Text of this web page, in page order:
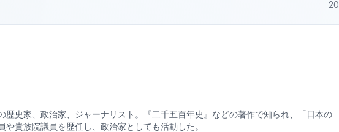
20
歴史家、政治家、ジャーナリスト。『二千五百年史』などの著作で知られ、「日本の
貴族院議員を歴任し、政治家としても活動した。